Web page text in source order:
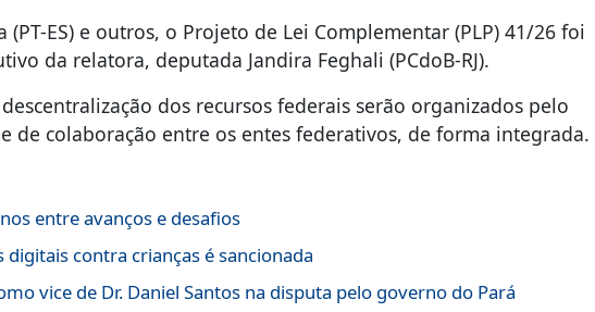
(PT-ES) e outros, o Projeto de Lei Complementar (PLP) 41/26 foi
da relatora, deputada Jandira Feghali (PCdoB-RJ).
dos recursos federais serão organizados pelo
de colaboração entre os entes federativos, de forma integrada.
entre avanços e desafios
contra crianças é sancionada
vice de Dr. Daniel Santos na disputa pelo governo do Pará